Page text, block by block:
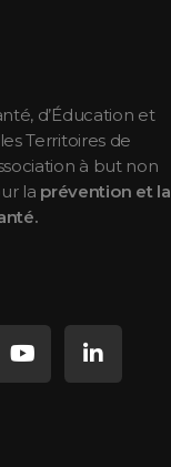
d’Éducation et
Territoires de
à but non
la prévention et la